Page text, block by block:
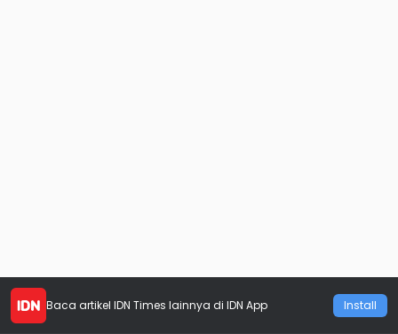
Baca artikel IDN Times lainnya di IDN App Install